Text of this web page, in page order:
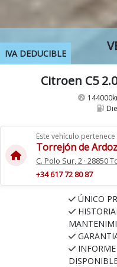
IVA DEDUCIBLE
Citroen C5
Este vehículo
Torrejón de Ardoz
C. Polo Sur, 2 · 28850
+34 617 72 80 87
ÚNICO